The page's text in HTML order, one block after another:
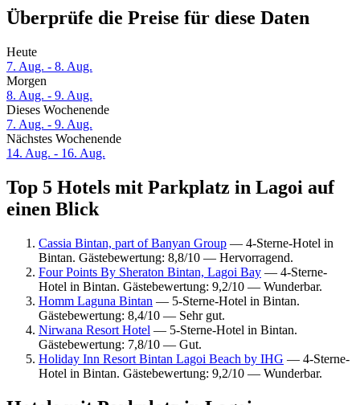
Überprüfe die Preise für diese Daten
Heute
7. Aug. - 8. Aug.
Morgen
8. Aug. - 9. Aug.
Dieses Wochenende
7. Aug. - 9. Aug.
Nächstes Wochenende
14. Aug. - 16. Aug.
Top 5 Hotels mit Parkplatz in Lagoi auf
einen Blick
Cassia Bintan, part of Banyan Group — 4-Sterne-Hotel in
Bintan. Gästebewertung: 8,8/10 — Hervorragend.
Four Points By Sheraton Bintan, Lagoi Bay — 4-Sterne-
Hotel in Bintan. Gästebewertung: 9,2/10 — Wunderbar.
Homm Laguna Bintan — 5-Sterne-Hotel in Bintan.
Gästebewertung: 8,4/10 — Sehr gut.
Nirwana Resort Hotel — 5-Sterne-Hotel in Bintan.
Gästebewertung: 7,8/10 — Gut.
Holiday Inn Resort Bintan Lagoi Beach by IHG — 4-Sterne-
Hotel in Bintan. Gästebewertung: 9,2/10 — Wunderbar.